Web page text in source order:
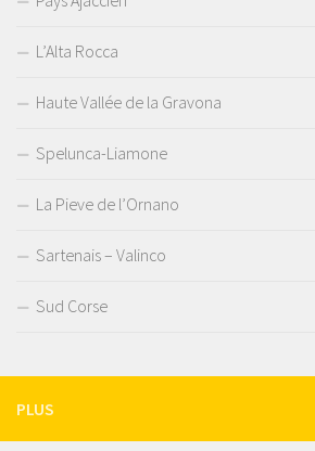
L’Alta Rocca
Haute Vallée de la Gravona
Spelunca-Liamone
La Pieve de l’Ornano
Sartenais – Valinco
Sud Corse
PLUS